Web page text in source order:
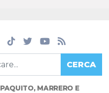
CERCA
PAQUITO, MARRERO E